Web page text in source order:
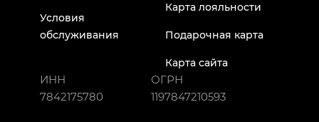
Условия
обслуживания
Карта лояльности
Подарочная карта
Карта сайта
ИНН
7842175780
ОГРН
1197847210593